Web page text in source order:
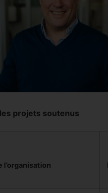
projets soutenus
l’organisation